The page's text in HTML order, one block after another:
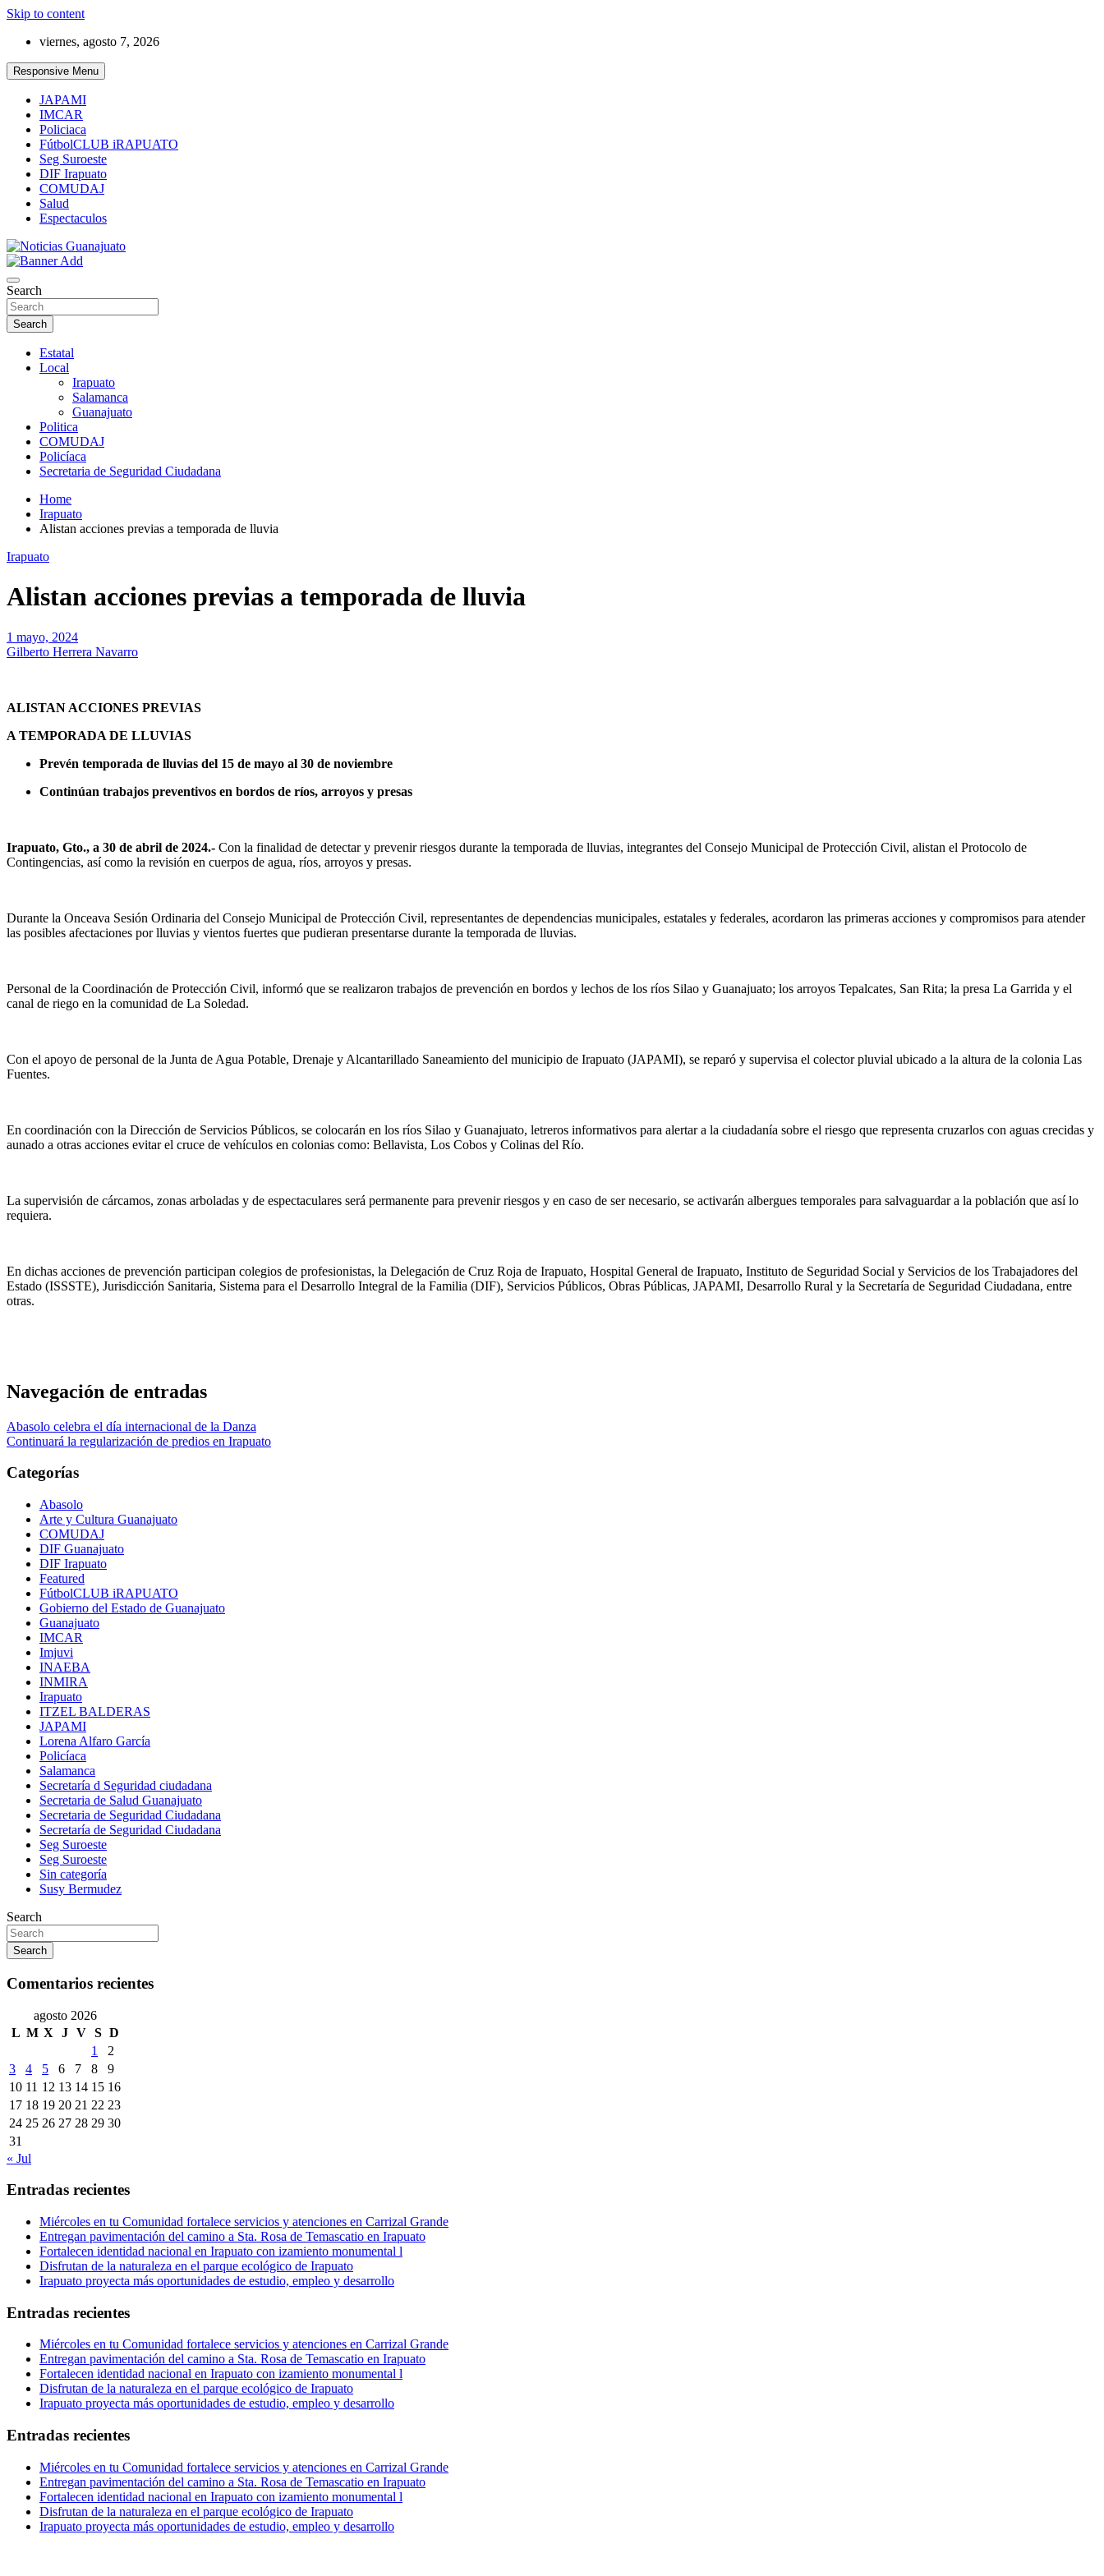
Skip to content
viernes, agosto 7, 2026
Responsive Menu
JAPAMI
IMCAR
Policiaca
FútbolCLUB iRAPUATO
Seg Suroeste
DIF Irapuato
COMUDAJ
Salud
Espectaculos
Noticias Guanajuato
Search
Search
Estatal
Local
Irapuato
Salamanca
Guanajuato
Politica
COMUDAJ
Policíaca
Secretaria de Seguridad Ciudadana
Home
Irapuato
Alistan acciones previas a temporada de lluvia
Irapuato
Alistan acciones previas a temporada de lluvia
1 mayo, 2024
Gilberto Herrera Navarro
ALISTAN ACCIONES PREVIAS
A TEMPORADA DE LLUVIAS
Prevén temporada de lluvias del 15 de mayo al 30 de noviembre
Continúan trabajos preventivos en bordos de ríos, arroyos y presas
Irapuato, Gto., a 30 de abril de 2024.- Con la finalidad de detectar y prevenir riesgos durante la temporada de lluvias, integrantes del Consejo Municipal de Protección Civil, alistan el Protocolo de
Contingencias, así como la revisión en cuerpos de agua, ríos, arroyos y presas.
Durante la Onceava Sesión Ordinaria del Consejo Municipal de Protección Civil, representantes de dependencias municipales, estatales y federales, acordaron las primeras acciones y compromisos para atender
las posibles afectaciones por lluvias y vientos fuertes que pudieran presentarse durante la temporada de lluvias.
Personal de la Coordinación de Protección Civil, informó que se realizaron trabajos de prevención en bordos y lechos de los ríos Silao y Guanajuato; los arroyos Tepalcates, San Rita; la presa La Garrida y el
canal de riego en la comunidad de La Soledad.
Con el apoyo de personal de la Junta de Agua Potable, Drenaje y Alcantarillado Saneamiento del municipio de Irapuato (JAPAMI), se reparó y supervisa el colector pluvial ubicado a la altura de la colonia Las
Fuentes.
En coordinación con la Dirección de Servicios Públicos, se colocarán en los ríos Silao y Guanajuato, letreros informativos para alertar a la ciudadanía sobre el riesgo que representa cruzarlos con aguas crecidas y
aunado a otras acciones evitar el cruce de vehículos en colonias como: Bellavista, Los Cobos y Colinas del Río.
La supervisión de cárcamos, zonas arboladas y de espectaculares será permanente para prevenir riesgos y en caso de ser necesario, se activarán albergues temporales para salvaguardar a la población que así lo
requiera.
En dichas acciones de prevención participan colegios de profesionistas, la Delegación de Cruz Roja de Irapuato, Hospital General de Irapuato, Instituto de Seguridad Social y Servicios de los Trabajadores del
Estado (ISSSTE), Jurisdicción Sanitaria, Sistema para el Desarrollo Integral de la Familia (DIF), Servicios Públicos, Obras Públicas, JAPAMI, Desarrollo Rural y la Secretaría de Seguridad Ciudadana, entre
otras.
Navegación de entradas
Abasolo celebra el día internacional de la Danza
Continuará la regularización de predios en Irapuato
Categorías
Abasolo
Arte y Cultura Guanajuato
COMUDAJ
DIF Guanajuato
DIF Irapuato
Featured
FútbolCLUB iRAPUATO
Gobierno del Estado de Guanajuato
Guanajuato
IMCAR
Imjuvi
INAEBA
INMIRA
Irapuato
ITZEL BALDERAS
JAPAMI
Lorena Alfaro García
Policíaca
Salamanca
Secretaría d Seguridad ciudadana
Secretaria de Salud Guanajuato
Secretaria de Seguridad Ciudadana
Secretaría de Seguridad Ciudadana
Seg Suroeste
Seg Suroeste
Sin categoría
Susy Bermudez
Search
Search
Comentarios recientes
agosto 2026
L M X J V S D
1
2
3
4 5 6 7 8
9
10 11 12 13 14 15 16
17 18 19 20 21 22 23
24 25 26 27 28 29 30
31
« Jul
Entradas recientes
Miércoles en tu Comunidad fortalece servicios y atenciones en Carrizal Grande
Entregan pavimentación del camino a Sta. Rosa de Temascatio en Irapuato
Fortalecen identidad nacional en Irapuato con izamiento monumental l
Disfrutan de la naturaleza en el parque ecológico de Irapuato
Irapuato proyecta más oportunidades de estudio, empleo y desarrollo
Entradas recientes
Miércoles en tu Comunidad fortalece servicios y atenciones en Carrizal Grande
Entregan pavimentación del camino a Sta. Rosa de Temascatio en Irapuato
Fortalecen identidad nacional en Irapuato con izamiento monumental l
Disfrutan de la naturaleza en el parque ecológico de Irapuato
Irapuato proyecta más oportunidades de estudio, empleo y desarrollo
Entradas recientes
Miércoles en tu Comunidad fortalece servicios y atenciones en Carrizal Grande
Entregan pavimentación del camino a Sta. Rosa de Temascatio en Irapuato
Fortalecen identidad nacional en Irapuato con izamiento monumental l
Disfrutan de la naturaleza en el parque ecológico de Irapuato
Irapuato proyecta más oportunidades de estudio, empleo y desarrollo